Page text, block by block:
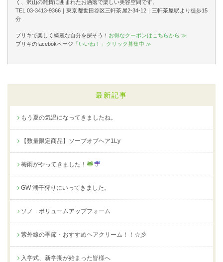
く、沢山の雑貨に囲まれたお洒落で楽しい美容空間です。
TEL 03-3413-9366｜東京都世田谷区三軒茶屋2-34-12｜三軒茶屋駅より徒歩15
分
ブリキで楽しく綺麗な自分を探そう！ お得なクーポンはこちらから ≫
ブリキのfacebokページ 「いいね！」クリック募集中 ≫
最新記事
もう夏の気温になってきましたね。
【数量限定商品】ソープオブヘア1Ly
梅雨がやってきました！
GW 潮干狩りにいってきました。
ソノ ボリュームアップフォーム
紫外線の季節・おすすめヘアクリーム！！☆彡
入学式、新学期が始まった皆様へ